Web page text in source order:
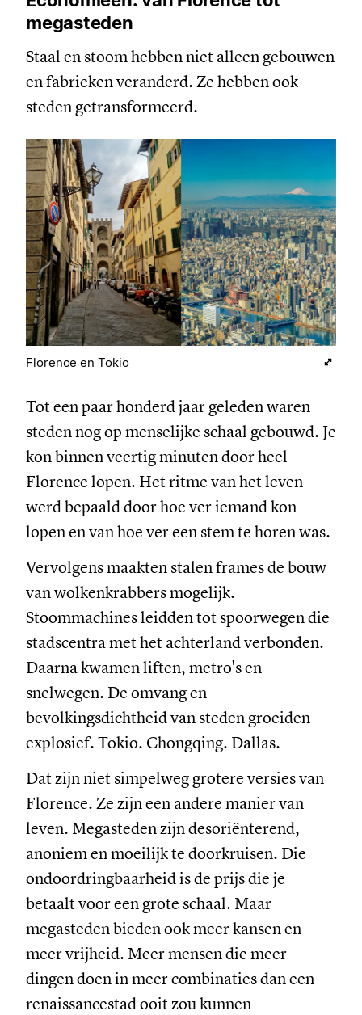
megasteden
Staal en stoom hebben niet alleen gebouwen
en fabrieken veranderd. Ze hebben ook
steden getransformeerd.
Florence en Tokio
Tot een paar honderd jaar geleden waren
steden nog op menselijke schaal gebouwd. Je
kon binnen veertig minuten door heel
Florence lopen. Het ritme van het leven
werd bepaald door hoe ver iemand kon
lopen en van hoe ver een stem te horen was.
Vervolgens maakten stalen frames de bouw
van wolkenkrabbers mogelijk.
Stoommachines leidden tot spoorwegen die
stadscentra met het achterland verbonden.
Daarna kwamen liften, metro's en
snelwegen. De omvang en
bevolkingsdichtheid van steden groeiden
explosief. Tokio. Chongqing. Dallas.
Dat zijn niet simpelweg grotere versies van
Florence. Ze zijn een andere manier van
leven. Megasteden zijn desoriënterend,
anoniem en moeilijk te doorkruisen. Die
ondoordringbaarheid is de prijs die je
betaalt voor een grote schaal. Maar
megasteden bieden ook meer kansen en
meer vrijheid. Meer mensen die meer
dingen doen in meer combinaties dan een
renaissancestad ooit zou kunnen